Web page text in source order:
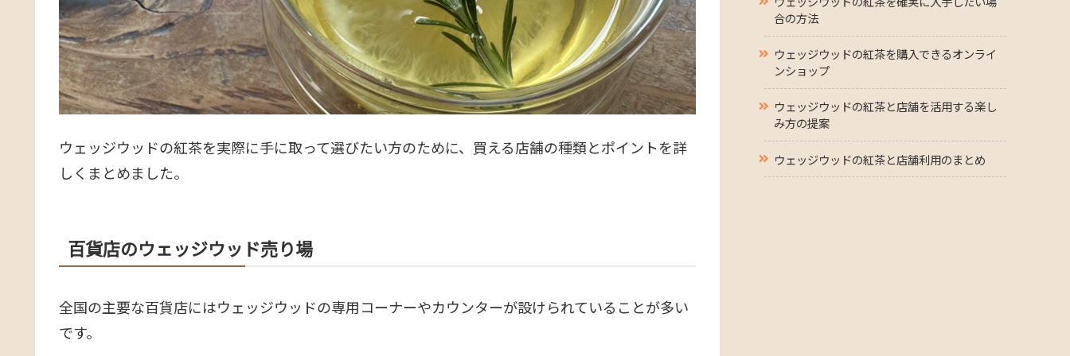
ウェッジウッドの紅茶を実際に手に取って選びたい方のために、買える店舗の種類とポイントを詳
しくまとめました。
百貨店のウェッジウッド売り場
全国の主要な百貨店にはウェッジウッドの専用コーナーやカウンターが設けられていることが多い
です。
合の方法
ウェッジウッドの紅茶を購入できるオンライ
ンショップ
ウェッジウッドの紅茶と店舗を活用する楽し
み方の提案
ウェッジウッドの紅茶と店舗利用のまとめ